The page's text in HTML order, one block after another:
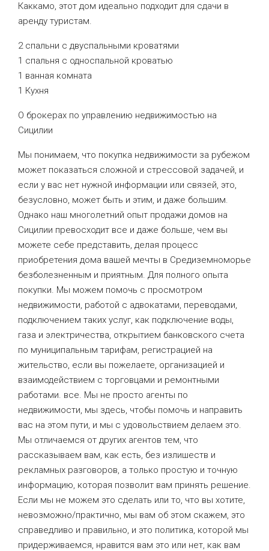
Каккамо, этот дом идеально подходит для сдачи в
аренду туристам.
2 спальни с двуспальными кроватями
1 спальня с односпальной кроватью
1 ванная комната
1 Кухня
О брокерах по управлению недвижимостью на
Сицилии
Мы понимаем, что покупка недвижимости за рубежом
может показаться сложной и стрессовой задачей, и
если у вас нет нужной информации или связей, это,
безусловно, может быть и этим, и даже большим.
Однако наш многолетний опыт продажи домов на
Сицилии превосходит все и даже больше, чем вы
можете себе представить, делая процесс
приобретения дома вашей мечты в Средиземноморье
безболезненным и приятным. Для полного опыта
покупки. Мы можем помочь с просмотром
недвижимости, работой с адвокатами, переводами,
подключением таких услуг, как подключение воды,
газа и электричества, открытием банковского счета
по муниципальным тарифам, регистрацией на
жительство, если вы пожелаете, организацией и
взаимодействием с торговцами и ремонтными
работами. все. Мы не просто агенты по
недвижимости, мы здесь, чтобы помочь и направить
вас на этом пути, и мы с удовольствием делаем это.
Мы отличаемся от других агентов тем, что
рассказываем вам, как есть, без излишеств и
рекламных разговоров, а только простую и точную
информацию, которая позволит вам принять решение.
Если мы не можем это сделать или то, что вы хотите,
невозможно/практично, мы вам об этом скажем, это
справедливо и правильно, и это политика, которой мы
придерживаемся, нравится вам это или нет, как вам